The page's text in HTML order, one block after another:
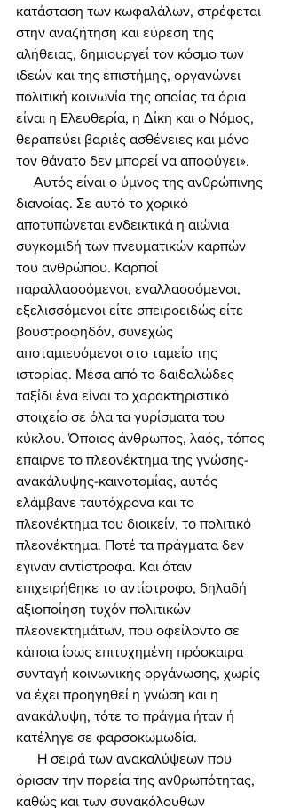
κατάσταση των κωφαλάλων, στρέφεται
στην αναζήτηση και εύρεση της
αλήθειας, δημιουργεί τον κόσμο των
ιδεών και της επιστήμης, οργανώνει
πολιτική κοινωνία της οποίας τα όρια
είναι η Ελευθερία, η Δίκη και ο Νόμος,
θεραπεύει βαριές ασθένειες και μόνο
τον θάνατο δεν μπορεί να αποφύγει».
διανοίας. Σε αυτό το χορικό
αποτυπώνεται ενδεικτικά η αιώνια
συγκομιδή των πνευματικών καρπών
του ανθρώπου. Καρποί
παραλλασσόμενοι, εναλλασσόμενοι,
εξελισσόμενοι είτε σπειροειδώς είτε
βουστροφηδόν, συνεχώς
αποταμιευόμενοι στο ταμείο της
ιστορίας. Μέσα από το δαιδαλώδες
ταξίδι ένα είναι το χαρακτηριστικό
στοιχείο σε όλα τα γυρίσματα του
κύκλου. Όποιος άνθρωπος, λαός, τόπος
έπαιρνε το πλεονέκτημα της γνώσης-
ανακάλυψης-καινοτομίας, αυτός
ελάμβανε ταυτόχρονα και το
πλεονέκτημα του διοικείν, το πολιτικό
πλεονέκτημα. Ποτέ τα πράγματα δεν
έγιναν αντίστροφα. Και όταν
επιχειρήθηκε το αντίστροφο, δηλαδή
αξιοποίηση τυχόν πολιτικών
πλεονεκτημάτων, που οφείλοντο σε
κάποια ίσως επιτυχημένη πρόσκαιρα
συνταγή κοινωνικής οργάνωσης, χωρίς
να έχει προηγηθεί η γνώση και η
ανακάλυψη, τότε το πράγμα ήταν ή
κατέληγε σε φαρσοκωμωδία.
όρισαν την πορεία της ανθρωπότητας,
καθώς και των συνακόλουθων